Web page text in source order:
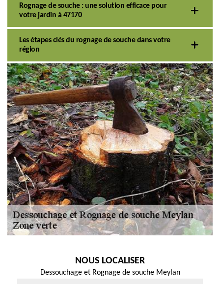
Rognage de souche : une solution efficace pour
votre jardin à 47170
Les étapes clés du rognage de souche dans votre
région
NOUS LOCALISER
Dessouchage et Rognage de souche Meylan